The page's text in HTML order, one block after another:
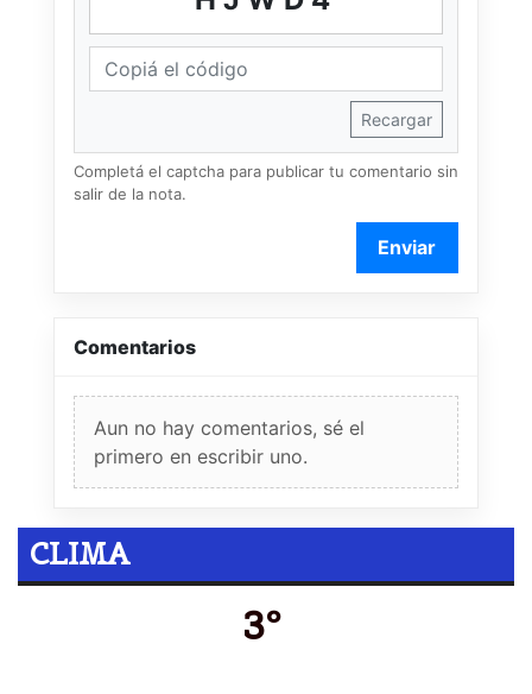
Recargar
Completá el captcha para publicar tu comentario sin
salir de la nota.
Enviar
Comentarios
Aun no hay comentarios, sé el
primero en escribir uno.
CLIMA
3º